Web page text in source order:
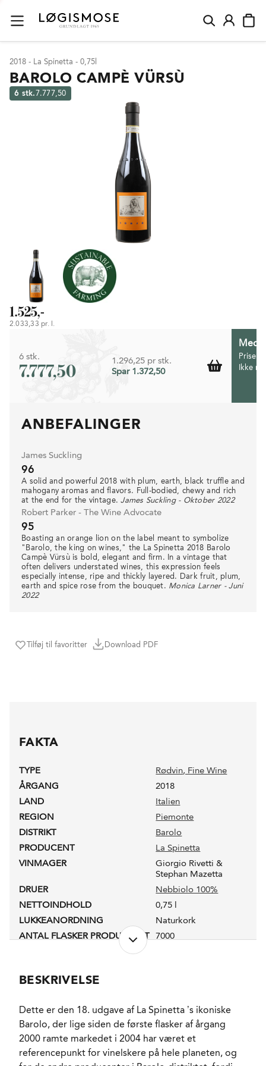
Tilføj til favoritter Download PDF
2018 - La Spinetta - 0,75l
BAROLO CAMPÈ VÜRSÙ
6 stk.7.777,50
1.525,-
2.033,33 pr. l.
6 stk.
7.777,50
1.296,25 pr stk.
Spar 1.372,50
Prisen
Ikke
ANBEFALINGER
James Suckling
96
A solid and powerful 2018 with plum, earth, black truffle and
mahogany aromas and flavors. Full-bodied, chewy and rich
at the end for the vintage.James Suckling - Oktober 2022
Robert Parker - The Wine Advocate
95
Boasting an orange lion on the label meant to symbolize
"Barolo, the king on wines," the La Spinetta 2018 Barolo
Campè Vürsù is bold, elegant and firm. In a vintage that
often delivers understated wines, this expression feels
especially intense, ripe and thickly layered. Dark fruit, plum,
earth and spice rose from the bouquet. Monica Larner - Juni
2022
FAKTA
TYPE Rødvin, Fine Wine
ÅRGANG
2018
LAND
Italien
REGION
Piemonte
DISTRIKT
Barolo
PRODUCENT
La Spinetta
VINMAGER
Giorgio Rivetti &
Stephan Mazetta
DRUER
Nebbiolo 100%
NETTOINDHOLD
0,75 l
LUKKEANORDNING
Naturkork
ANTAL FLASKER PRODUCERET 7000
RESTSUKKER
FADLAGRET
Ja
LAGRING
22 måneder på franske
fade. 20% nye. 80% en
gang brugte.
BESKRIVELSE
Dette er den 18. udgave af La Spinetta ’s ikoniske
Barolo, der lige siden de første flasker af årgang
2000 ramte markedet i 2004 har været et
referencepunkt for vinelskere på hele planeten, og